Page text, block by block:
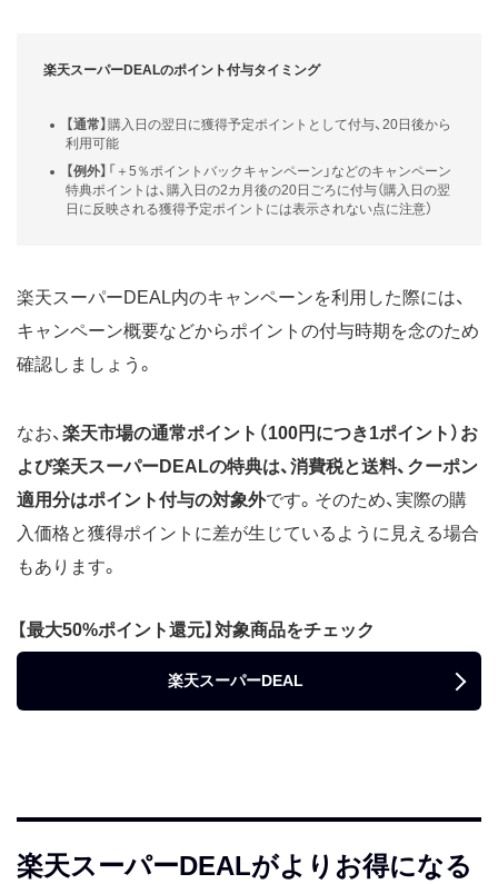
楽天スーパーDEALのポイント付与タイミング
【通常】 購入日の翌日に獲得予定ポイントとして付与、20日後から
利用可能
【例外】 「＋5％ポイントバックキャンペーン」などのキャンペーン
特典ポイントは、購入日の2カ月後の20日ごろに付与（購入日の翌
日に反映される獲得予定ポイントには表示されない点に注意）
楽天スーパーDEAL内のキャンペーンを利用した際には、
キャンペーン概要などからポイントの付与時期を念のため
確認しましょう。
なお、 楽天市場の通常ポイント（100円につき1ポイント）お
よび楽天スーパーDEALの特典は、消費税と送料、クーポン
適用分はポイント付与の対象外です。そのため、実際の購
入価格と獲得ポイントに差が生じているように見える場合
もあります。
【最大50%ポイント還元】対象商品をチェック
楽天スーパーDEAL
楽天スーパーDEALがよりお得になる